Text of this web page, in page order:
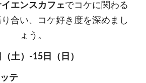
エンスカフェでコケに関わる
合い、コケ好き度を深めまし
ょう。
土）-15日（日）
テ